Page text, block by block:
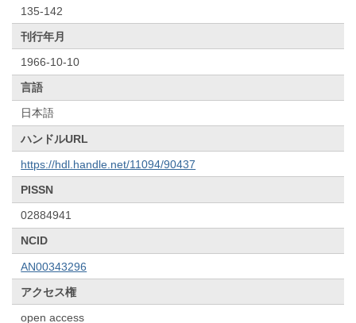
135-142
刊行年月
1966-10-10
言語
日本語
ハンドルURL
https://hdl.handle.net/11094/90437
PISSN
02884941
NCID
AN00343296
アクセス権
open access